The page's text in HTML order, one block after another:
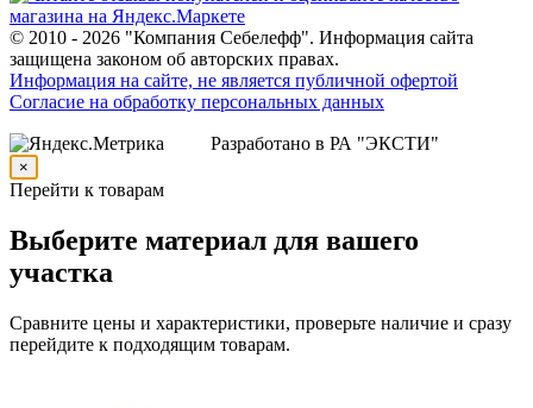
© 2010 - 2026 "Компания Себелефф". Информация сайта
защищена законом об авторских правах.
Информация на сайте, не является публичной офертой
Согласие на обработку персональных данных
Разработано в РА "ЭКСТИ"
×
Перейти к товарам
Выберите материал для вашего
участка
Сравните цены и характеристики, проверьте наличие и сразу
перейдите к подходящим товарам.